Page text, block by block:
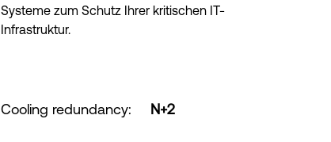
Systeme zum Schutz Ihrer kritischen IT-
Infrastruktur.
Cooling redundancy: N+2